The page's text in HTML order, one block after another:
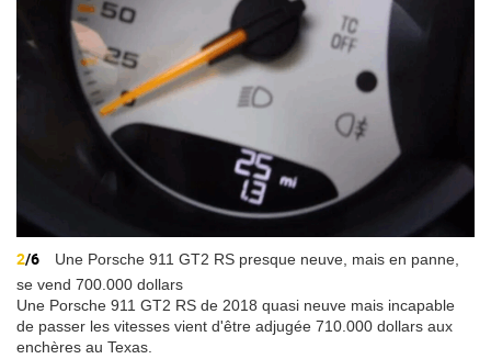
2/6
Une Porsche 911 GT2 RS presque neuve, mais en panne,
se vend 700.000 dollars
Une Porsche 911 GT2 RS de 2018 quasi neuve mais incapable
de passer les vitesses vient d'être adjugée 710.000 dollars aux
enchères au Texas.